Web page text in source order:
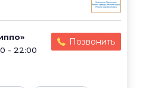
- 22:00
Позвонить